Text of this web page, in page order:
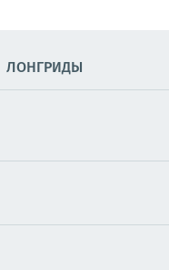
ЛОНГРИДЫ